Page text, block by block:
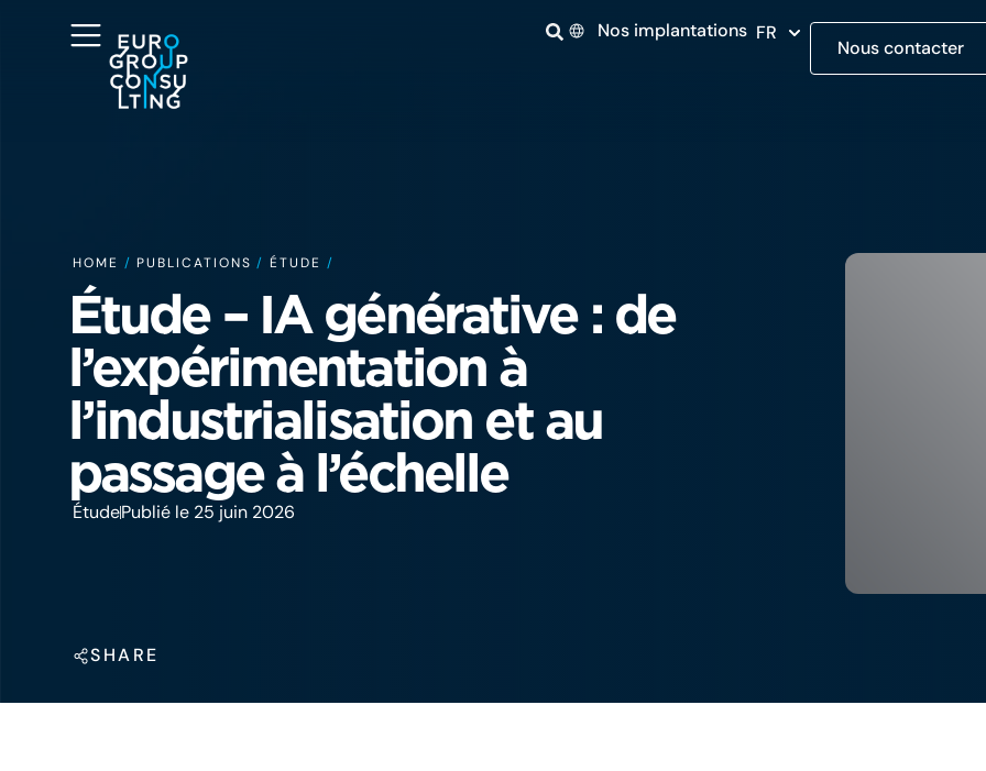
Nos implantations FR
Nous contacter
HOME / PUBLICATIONS / ÉTUDE /
Étude – IA générative : de
l’expérimentation à
l’industrialisation et au
passage à l’échelle
ÉtudePublié le 25 juin 2026
SHARE